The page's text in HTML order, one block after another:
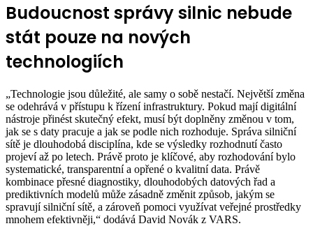
Budoucnost správy silnic nebude
stát pouze na nových
technologiích
„Technologie jsou důležité, ale samy o sobě nestačí. Největší změna
se odehrává v přístupu k řízení infrastruktury. Pokud mají digitální
nástroje přinést skutečný efekt, musí být doplněny změnou v tom,
jak se s daty pracuje a jak se podle nich rozhoduje. Správa silniční
sítě je dlouhodobá disciplína, kde se výsledky rozhodnutí často
projeví až po letech. Právě proto je klíčové, aby rozhodování bylo
systematické, transparentní a opřené o kvalitní data. Právě
kombinace přesné diagnostiky, dlouhodobých datových řad a
prediktivních modelů může zásadně změnit způsob, jakým se
spravují silniční sítě, a zároveň pomoci využívat veřejné prostředky
mnohem efektivněji,“ dodává David Novák z VARS.